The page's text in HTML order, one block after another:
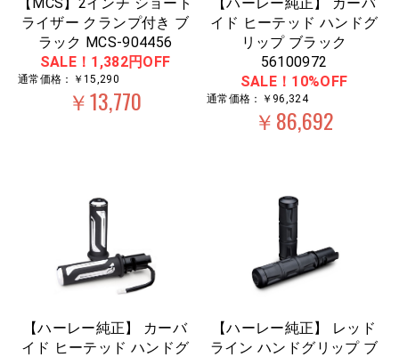
ライザー クランプ付き ブ
ラック MCS-904456
SALE！1,382円OFF
通常価格：￥15,290
￥13,770
イド ヒーテッド ハンドグ
リップ ブラック
56100972
SALE！10%OFF
通常価格：￥96,324
￥86,692
【ハーレー純正】 カーバ
イド ヒーテッド ハンドグ
【ハーレー純正】 レッド
ライン ハンドグリップ ブ